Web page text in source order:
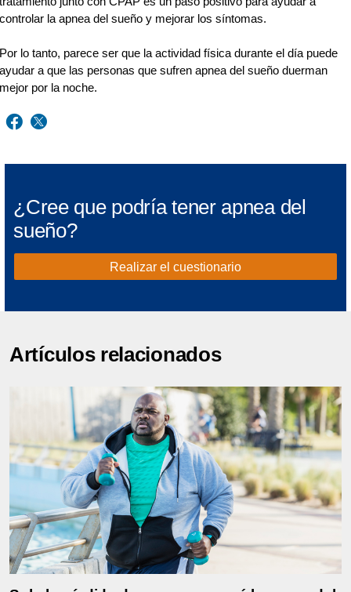
controlar la apnea del sueño y mejorar los síntomas.
Por lo tanto, parece ser que la actividad física durante el día puede
ayudar a que las personas que sufren apnea del sueño duerman
mejor por la noche.
¿Cree que podría tener apnea del
sueño?
Realizar el cuestionario
Artículos relacionados